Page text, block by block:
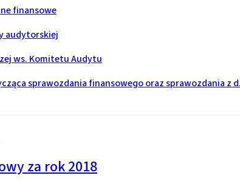
finansowe
audytorskiej
ws. Komitetu Audytu
sprawozdania finansowego oraz sprawozdania z
za rok 2018